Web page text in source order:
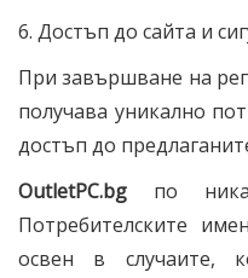
6. Достъп до сайта и
При завършване на
получава уникално
достъп до
OutletPC.bg по
Потребителските
освен в случаите,